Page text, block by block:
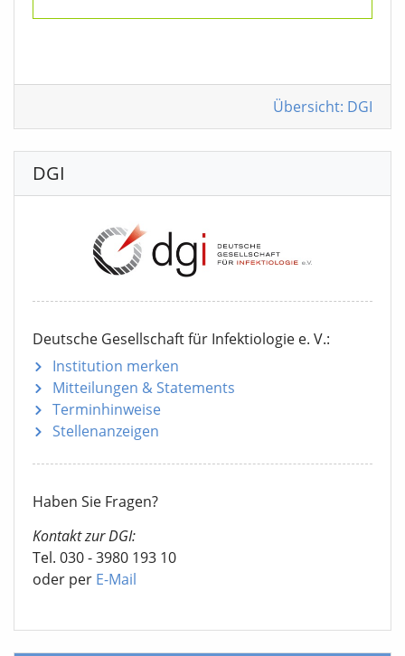
Übersicht: DGI
DGI
Deutsche Gesellschaft für Infektiologie e. V.:
Institution merken
Mitteilungen & Statements
Terminhinweise
Stellenanzeigen
Haben Sie Fragen?
Kontakt zur DGI:
Tel. 030 - 3980 193 10
oder per E-Mail